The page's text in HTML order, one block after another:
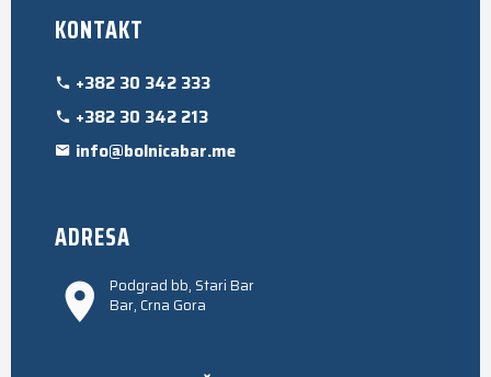
KONTAKT
+382 30 342 333
+382 30 342 213
info@bolnicabar.me
ADRESA
Podgrad bb, Stari Bar
Bar, Crna Gora